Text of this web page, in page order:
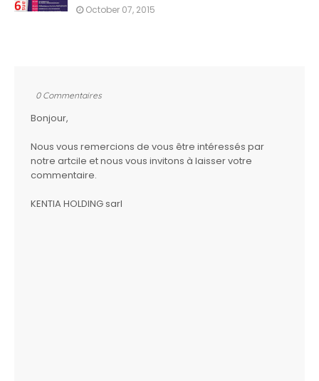
October 07, 2015
0 Commentaires
Bonjour,
Nous vous remercions de vous être intéressés par
notre artcile et nous vous invitons à laisser votre
commentaire.
KENTIA HOLDING sarl